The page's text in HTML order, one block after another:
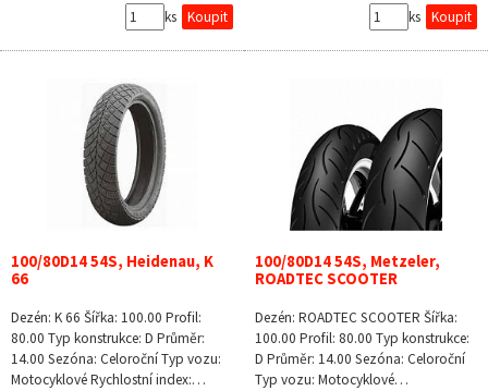
ks
ks
100/80D14 54S, Heidenau, K
66
Dezén: K 66 Šířka: 100.00 Profil:
80.00 Typ konstrukce: D Průměr:
14.00 Sezóna: Celoroční Typ vozu:
Motocyklové Rychlostní index:…
100/80D14 54S, Metzeler,
ROADTEC SCOOTER
Dezén: ROADTEC SCOOTER Šířka:
100.00 Profil: 80.00 Typ konstrukce:
D Průměr: 14.00 Sezóna: Celoroční
Typ vozu: Motocyklové…